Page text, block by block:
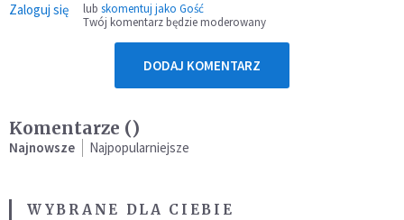
Zaloguj się lub skomentuj jako Gość
Twój komentarz będzie moderowany
DODAJ KOMENTARZ
Komentarze ()
Najnowsze Najpopularniejsze
WYBRANE DLA CIEBIE